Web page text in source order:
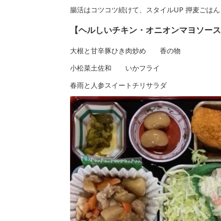
腸活はコツコツ続けて、スタイルUP 押麦ごはん
【ヘルしいチキン・オニオンマヨソー
大根と甘辛豚ひき肉炒め 香の物
小松菜土佐和 いかフライ
春雨と人参スイートチリサラダ